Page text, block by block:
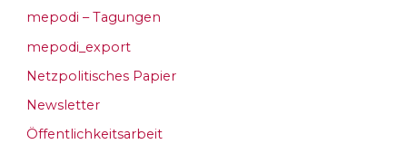
mepodi – Tagungen
mepodi_export
Netzpolitisches Papier
Newsletter
Öffentlichkeitsarbeit